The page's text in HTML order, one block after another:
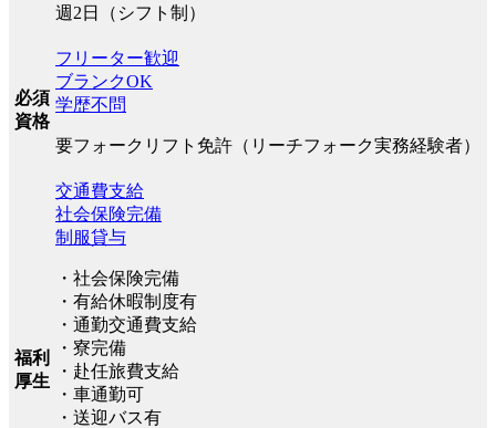
週2日（シフト制）
必須
資格
フリーター歓迎
ブランクOK
学歴不問
要フォークリフト免許（リーチフォーク実務経験者）
福利
厚生
交通費支給
社会保険完備
制服貸与
・社会保険完備
・有給休暇制度有
・通勤交通費支給
・寮完備
・赴任旅費支給
・車通勤可
・送迎バス有